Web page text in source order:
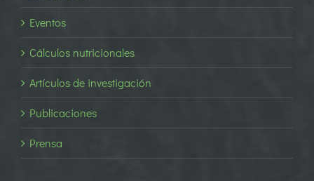
Eventos
Cálculos nutricionales
Artículos de investigación
Publicaciones
Prensa